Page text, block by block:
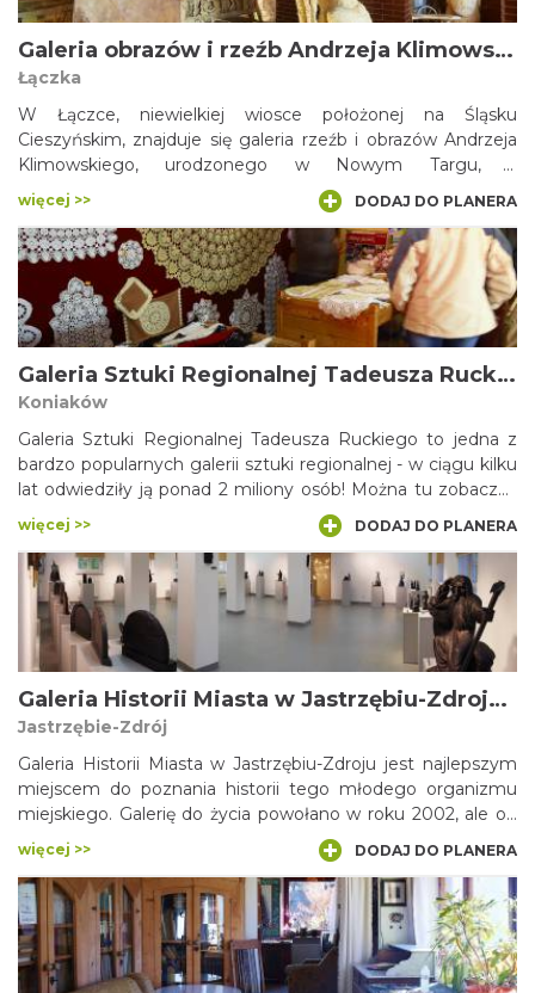
zmarłego artysty.
Galeria obrazów i rzeźb Andrzeja Klimowskiego w Łączce
Łączka
W Łączce, niewielkiej wiosce położonej na Śląsku
Cieszyńskim, znajduje się galeria rzeźb i obrazów Andrzeja
Klimowskiego, urodzonego w Nowym Targu, a
wychowanego w jednej z miejscowości Beskidu
Wyspowego górala, który po przeprowadzce pod Skoczów
odkrył w sobie duszę artysty. W galerii zobaczymy ciekawe
płaskorzeźby i rzeźby w drewnie, obrazy, a także izbę
regionalną ze starymi sprzętami i narzędziami.
więcej >> DODAJ DO PLANERA
Galeria Sztuki Regionalnej Tadeusza Ruckiego
Koniaków
Galeria Sztuki Regionalnej Tadeusza Ruckiego to jedna z
bardzo popularnych galerii sztuki regionalnej - w ciągu kilku
lat odwiedziły ją ponad 2 miliony osób! Można tu zobaczyć
różnorodne prace artystów z Trójwsi Beskidzkiej: rzeźbę,
malarstwo, malarstwo na szkle, grafikę, stolarstwo
artystyczne i, oczywiście, koniakowskie koronki. Chlubą
galerii jest 140-letni, koronkowy czepiec oraz
prawdopodobnie najdłuższa na świecie, 11-metrowa
trombita.
więcej >> DODAJ DO PLANERA
Galeria Historii Miasta w Jastrzębiu-Zdroju (Łazienki II)
Jastrzębie-Zdrój
Galeria Historii Miasta w Jastrzębiu-Zdroju jest najlepszym
miejscem do poznania historii tego młodego organizmu
miejskiego. Galerię do życia powołano w roku 2002, ale od
2010 - w nowej, odpowiedniej dla siebie siedzibie (dawnych
Łazienkach II) - można oglądać wystawy stałe i czasowe.
Ekspozycje obejmują dzieje tutejszego górnictwa
węglowego oraz prezentację wnętrza tradycyjnej kuchni
śląskiej.
więcej >> DODAJ DO PLANERA